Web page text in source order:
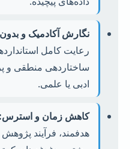
نگارش آکادمیک و
رعایت کامل
ساختاردهی منطقی و
ادبی یا علمی.
کاهش زمان و استرس:
هدفمند، فرآیند